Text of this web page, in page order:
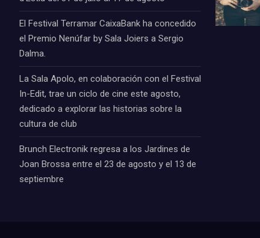
El Festival Terramar CaixaBank ha concedido
el Premio Nenúfar by Sala Joiers a Sergio
Dalma.
La Sala Apolo, en colaboración con el Festival
In-Edit, trae un ciclo de cine este agosto,
dedicado a explorar las historias sobre la
cultura de club
Brunch Electronik regresa a los Jardines de
Joan Brossa entre el 23 de agosto y el 13 de
septiembre